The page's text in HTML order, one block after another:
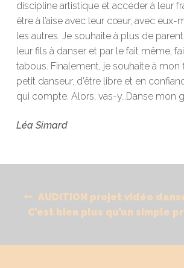
discipline artistique et accéder à leur
être à l’aise avec leur cœur, avec eux-
les autres. Je souhaite à plus de
leur fils à danser et par le fait même,
tabous. Finalement, je souhaite à mon
petit danseur, d’être libre et en
qui compte. Alors, vas-y…Danse mon
Léa Simard
Navigation
de
Previous
post:
AUDITION projet vidéo
Next
C’est bien plus qu’un simple